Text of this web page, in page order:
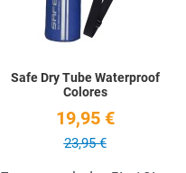
Safe Dry Tube Waterproof
Colores
19,95 €
23,95 €